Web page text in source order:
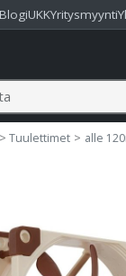
BlogiUKKYritysmyynti
Tuulettimet alle